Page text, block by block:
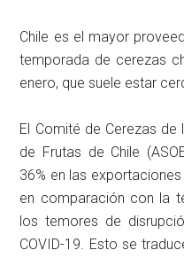
Chile es el mayor
temporada de cerezas
enero, que suele estar
El Comité de Cerezas
de Frutas de Chile
36% en las
en comparación con la
los temores de
COVID-19. Esto se